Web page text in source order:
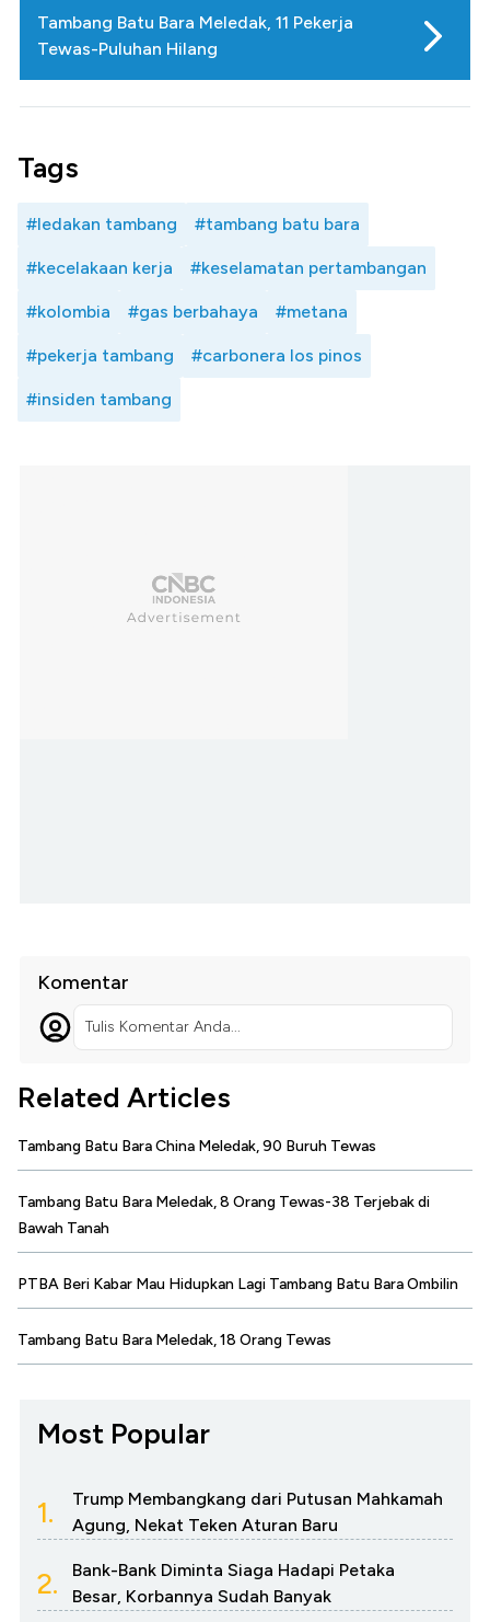
Tambang Batu Bara Meledak, 11 Pekerja
Tewas-Puluhan Hilang
Tags
#ledakan tambang #tambang batu bara
#kecelakaan kerja #keselamatan pertambangan
#kolombia #gas berbahaya #metana
#pekerja tambang #carbonera los pinos
#insiden tambang
Komentar
Tulis Komentar Anda...
Related Articles
Tambang Batu Bara China Meledak, 90 Buruh Tewas
Tambang Batu Bara Meledak, 8 Orang Tewas-38 Terjebak di
Bawah Tanah
PTBA Beri Kabar Mau Hidupkan Lagi Tambang Batu Bara Ombilin
Tambang Batu Bara Meledak, 18 Orang Tewas
Most Popular
1.
Trump Membangkang dari Putusan Mahkamah
Agung, Nekat Teken Aturan Baru
2.
Bank-Bank Diminta Siaga Hadapi Petaka
Besar, Korbannya Sudah Banyak